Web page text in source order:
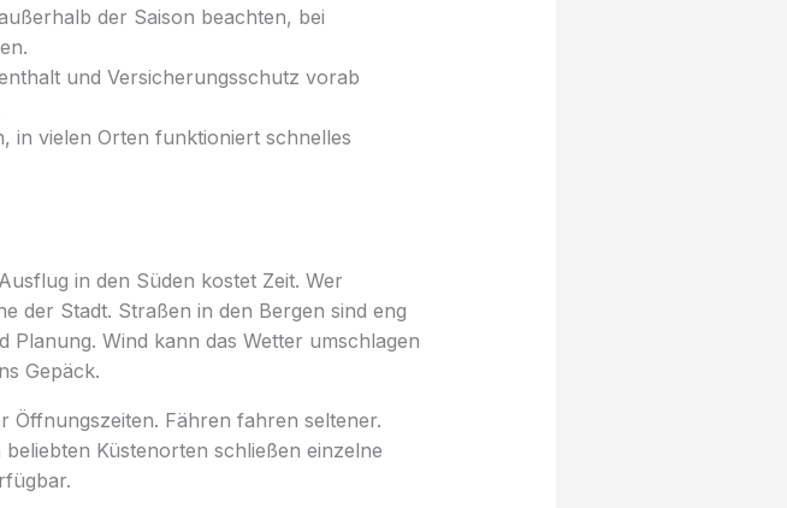
der Saison beachten, bei
und Versicherungsschutz vorab
in vielen Orten funktioniert schnelles
in den Süden kostet Zeit. Wer
der Stadt. Straßen in den Bergen sind eng
Wind kann das Wetter umschlagen
Gepäck.
Öffnungszeiten. Fähren fahren seltener.
Küstenorten schließen einzelne